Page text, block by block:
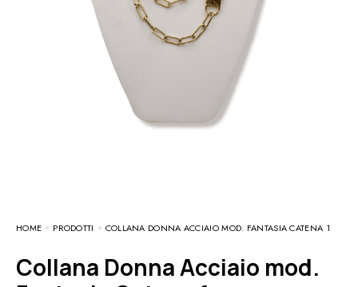
HOME PRODOTTI COLLANA DONNA ACCIAIO MOD. FANTASIA CATENA 1
Collana Donna Acciaio mod.